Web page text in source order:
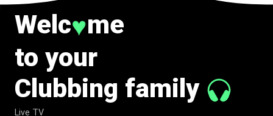
Welc♥me
to your
Clubbing family
Live TV